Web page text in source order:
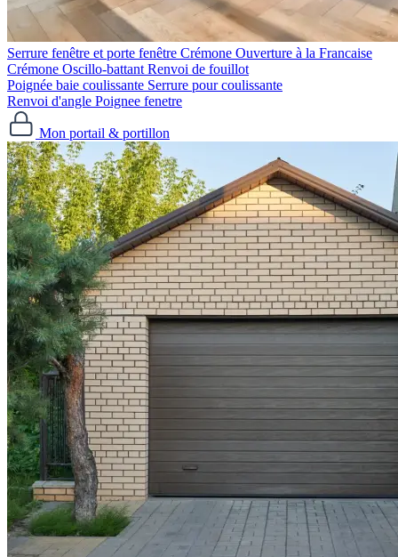
Serrure fenêtre et porte fenêtre Crémone Ouverture à la Francaise
Crémone Oscillo-battant Renvoi de fouillot
Poignée baie coulissante Serrure pour coulissante
Renvoi d'angle Poignee fenetre
Mon portail & portillon